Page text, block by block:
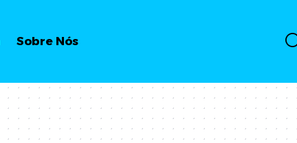
Sobre Nós